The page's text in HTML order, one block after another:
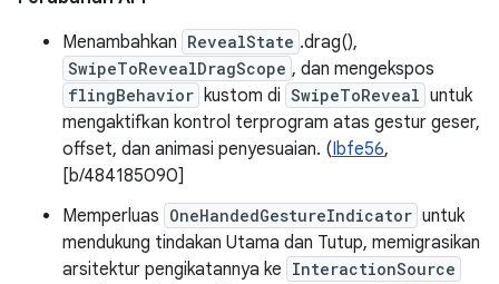
Menambahkan RevealState .drag(),
SwipeToRevealDragScope , dan mengekspos
flingBehavior kustom di SwipeToReveal untuk
mengaktifkan kontrol terprogram atas gestur geser,
offset, dan animasi penyesuaian. (Ibfe56,
[b/484185090]
Memperluas OneHandedGestureIndicator untuk
mendukung tindakan Utama dan Tutup, memigrasikan
arsitektur pengikatannya ke InteractionSource